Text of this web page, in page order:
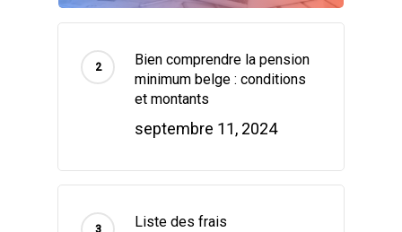
Bien comprendre la pension
minimum belge : conditions
et montants
septembre 11, 2024
Liste des frais